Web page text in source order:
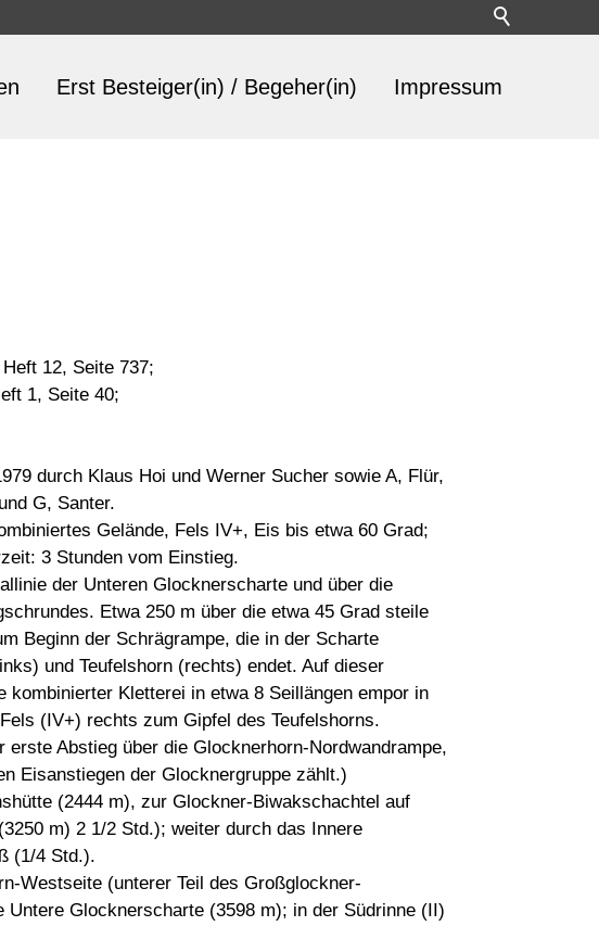
Erst Besteiger(in) / Begeher(in) Impressum
12, Seite 737;
1, Seite 40;
durch Klaus Hoi und Werner Sucher sowie A, Flür,
G, Santer.
Gelände, Fels IV+, Eis bis etwa 60 Grad;
3 Stunden vom Einstieg.
der Unteren Glocknerscharte und über die
Etwa 250 m über die etwa 45 Grad steile
Beginn der Schrägrampe, die in der Scharte
und Teufelshorn (rechts) endet. Auf dieser
kombinierter Kletterei in etwa 8 Seillängen empor in
(IV+) rechts zum Gipfel des Teufelshorns.
erste Abstieg über die Glocknerhorn-Nordwandrampe,
Eisanstiegen der Glocknergruppe zählt.)
(2444 m), zur Glockner-Biwakschachtel auf
m) 2 1/2 Std.); weiter durch das Innere
(1/4 Std.).
Westseite (unterer Teil des Großglockner-
Untere Glocknerscharte (3598 m); in der Südrinne (II)